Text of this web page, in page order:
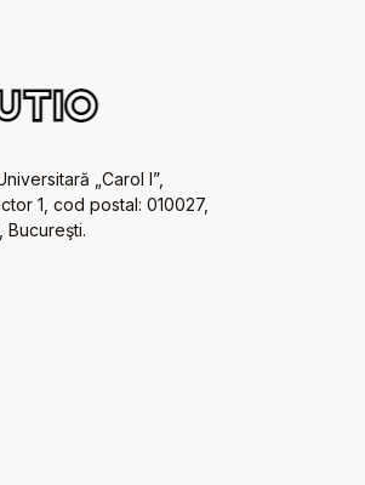
„Carol I”,
1, cod postal: 010027,
Bucureşti.